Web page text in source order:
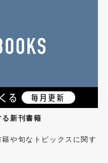
新刊書籍
や旬なトピックスに関す